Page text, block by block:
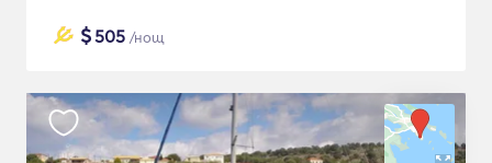
$505 /нощ